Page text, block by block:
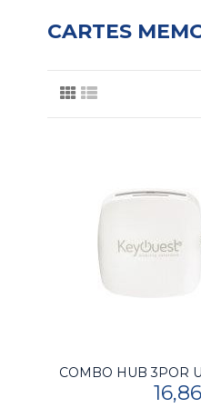
CARTES
COMBO HUB 3POR